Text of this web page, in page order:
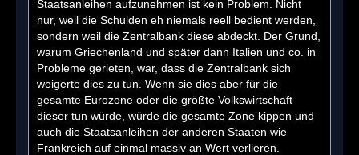
Staatsanleihen aufzunehmen ist kein Problem. Nicht
nur, weil die Schulden eh niemals reell bedient werden,
sondern weil die Zentralbank diese abdeckt. Der Grund,
warum Griechenland und später dann Italien und co. in
Probleme gerieten, war, dass die Zentralbank sich
weigerte dies zu tun. Wenn sie dies aber für die
gesamte Eurozone oder die größte Volkswirtschaft
dieser tun würde, würde die gesamte Zone kippen und
auch die Staatsanleihen der anderen Staaten wie
Frankreich auf einmal massiv an Wert verlieren.